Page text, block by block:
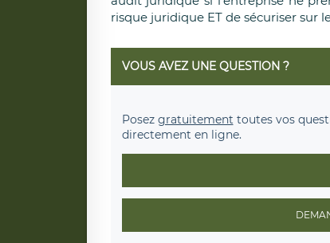
risque juridique ET de sécuriser sur
VOUS AVEZ UNE QUESTION ?
Posez gratuitement toutes vos
directement en ligne.